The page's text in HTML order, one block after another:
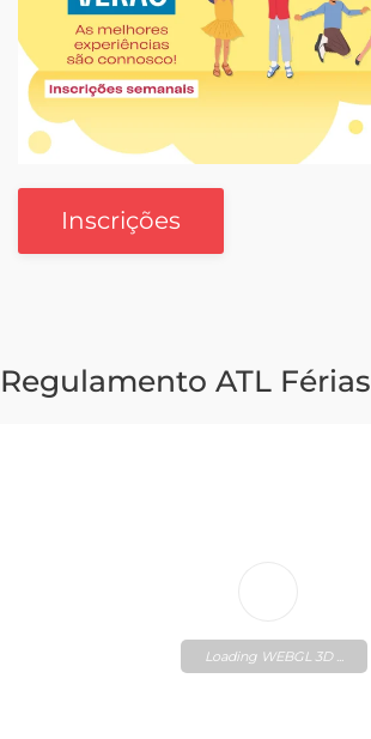
Inscrições
Regulamento ATL Férias
Loading WEBGL 3D ...